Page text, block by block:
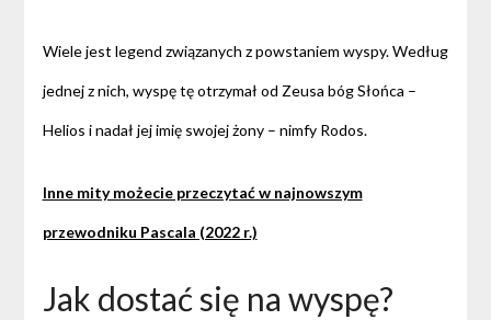
Wiele jest legend związanych z powstaniem wyspy. Według
jednej z nich, wyspę tę otrzymał od Zeusa bóg Słońca –
Helios i nadał jej imię swojej żony – nimfy Rodos.
Inne mity możecie przeczytać w najnowszym
przewodniku Pascala (2022 r.)
Jak dostać się na wyspę?